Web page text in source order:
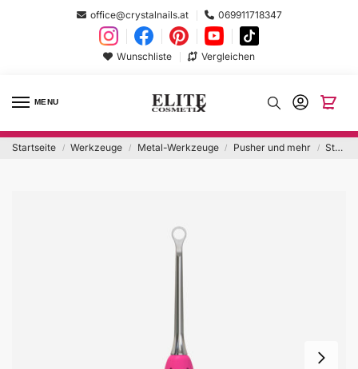
office@crystalnails.at 069911718347
Wunschliste Vergleichen
MENU
Startseite / Werkzeuge / Metal-Werkzeuge / Pusher und mehr / Staleks Combo Loop Pusher WPPQ-11